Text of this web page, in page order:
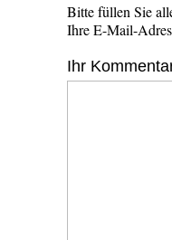
Bitte füllen Sie
Ihre E-Mail-
Ihr